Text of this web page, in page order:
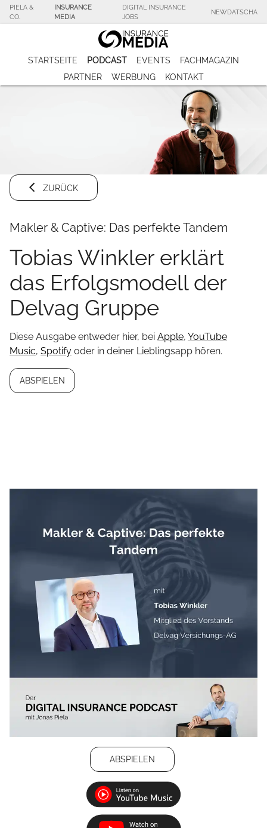
PIELA &
CO.
INSURANCE
MEDIA
DIGITAL INSURANCE
JOBS
NEWDATSCHA
STARTSEITE PODCAST EVENTS
FACHMAGAZIN
PARTNER
WERBUNG KONTAKT
ZURÜCK
Makler & Captive: Das perfekte Tandem
Tobias Winkler erklärt
das Erfolgsmodell der
Delvag Gruppe
Diese Ausgabe entweder hier, bei Apple, YouTube
Music, Spotify oder in deiner Lieblingsapp hören.
ABSPIELEN
ABSPIELEN